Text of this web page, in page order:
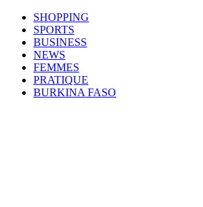
SHOPPING
SPORTS
BUSINESS
NEWS
FEMMES
PRATIQUE
BURKINA FASO